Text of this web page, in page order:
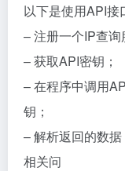
以下是使用API接
– 注册一个IP查询
– 获取API密钥；
– 在程序中调用
钥；
– 解析返回的数据
相关问